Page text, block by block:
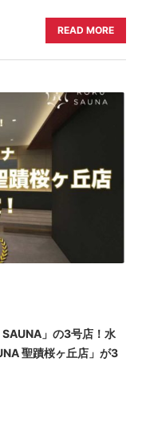
READ MORE
」の3号店！水
聖蹟桜ヶ丘店」が3